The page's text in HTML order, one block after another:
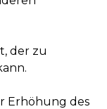
der zu
Erhöhung des